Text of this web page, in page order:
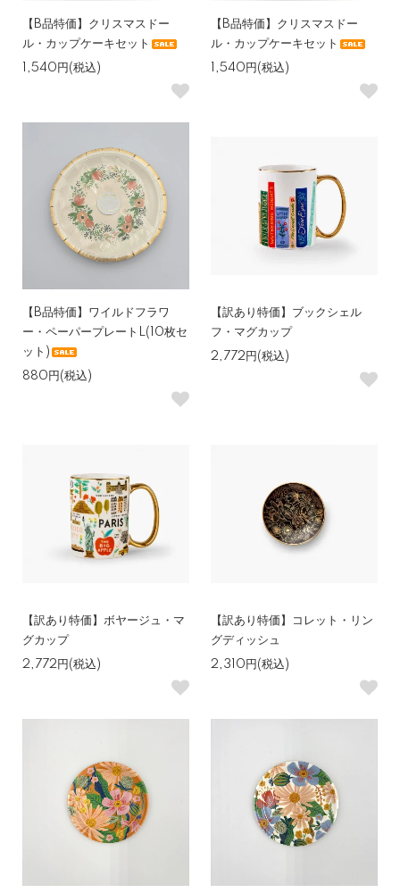
【B品特価】クリスマスドー
ル・カップケーキセット
1,540円(税込)
【B品特価】クリスマスドー
ル・カップケーキセット
1,540円(税込)
【B品特価】ワイルドフラワ
ー・ペーパープレートL(10枚セ
ット)
880円(税込)
【訳あり特価】ブックシェル
フ・マグカップ
2,772円(税込)
【訳あり特価】ボヤージュ・マ
グカップ
2,772円(税込)
【訳あり特価】コレット・リン
グディッシュ
2,310円(税込)